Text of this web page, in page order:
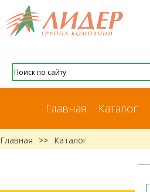
Главная Каталог
Главная >> Каталог